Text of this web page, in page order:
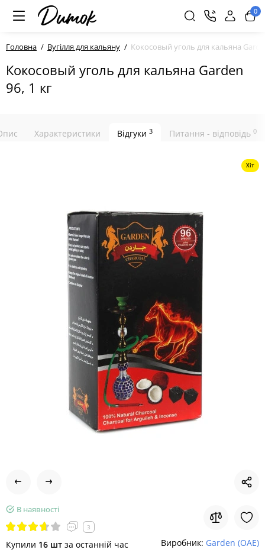
0
Головна Вугілля для кальяну Кокосовый уголь для кальяна
Кокосовый уголь для кальяна Garden
96, 1 кг
Характеристики Відгуки 3 Питання - відповідь 0
Хіт
В наявності
3
Купили 16 шт за останній час Виробник: Garden (ОАЕ)